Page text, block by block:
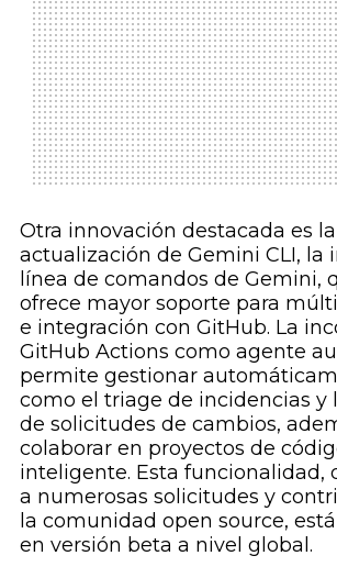
Otra innovación destacada es la
actualización de Gemini CLI, la
línea de comandos de Gemini,
ofrece mayor soporte para
e integración con GitHub. La
GitHub Actions como agente
permite gestionar
como el triage de incidencias y
de solicitudes de cambios,
colaborar en proyectos de
inteligente. Esta funcionalidad,
a numerosas solicitudes y
la comunidad open source,
en versión beta a nivel global.